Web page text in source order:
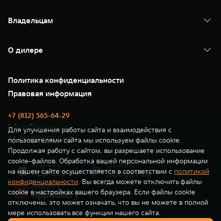
Масштаб возможностей
от 6 449 000 ₽
Тест-драйв
TANK Финансы
Корпоративным клиентам
Зарядные станции
Владельцам
Помощь на дороге
Новые цифровые сервисы TANK
Сервис
Нулевое ТО
Моторные масла
О дилере
35 лет GWM
GWM ТЕХ ДЕНЬ
Новости
Политика конфиденциальности
Правовая информация
+7 (812) 565-64-29
info@olimpneva.ru
АА МЭЙДЖОР Олимп
Для улучшения работы сайта и взаимодействия с
пользователями сайта мы используем файлы cookie.
Продолжая работу с сайтом, вы разрешаете использование
cookie-файлов. Обработка вашей персональной информации
на нашем сайте осуществляется в соответствии с политикой
конфиденциальности. Вы всегда можете отключить файлы
cookie в настройках вашего браузера. Если файлы cookie
отключены, это может означать, что вы не можете в полной
мере использовать все функции нашего сайта.